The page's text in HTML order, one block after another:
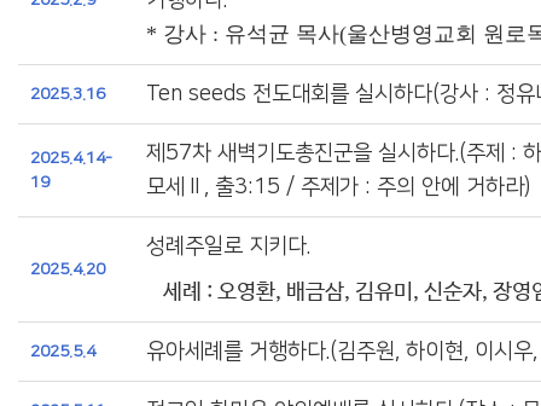
* 강사 : 유석균 목사(울산병영교회 원로
2025.3.16 Ten seeds 전도대회를 실시하다(강사 : 정유
2025.4.14-
19
제57차 새벽기도총진군을 실시하다.(주제 :
모세Ⅱ, 출3:15 / 주제가 : 주의 안에 거하라)
2025.4.20
성례주일로 지키다.
세례 : 오영환, 배금삼, 김유미, 신순자, 장영
2025.5.4 유아세례를 거행하다.(김주원, 하이현, 이시우